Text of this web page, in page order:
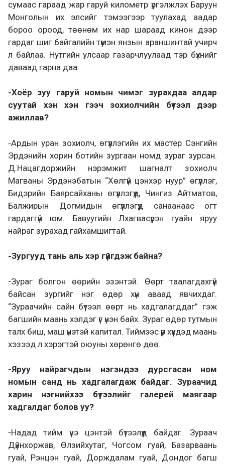
сумаас гараад жар гаруй километр үргэлжлэх Баруун
Монголын их элсийг тэмээгээр туулахад аадар
бороо ороод, төөнөм их нар шараад кинон дээр
гардаг шиг байгалийн түмэн янзын араншинтай учирч
л байлаа. Нутгийн улсаар газарчлуулаад тэр бүхнийг
даваад гарна даа.
-Хоёр зуу гаруй номын чимэг зурахдаа алдар
суутай хэн хэн гээч зохиолчийн бүтээл дээр
ажиллав?
-Ардын уран зохиолч, өгүүллэгийн их мастер Сэнгийн
Эрдэнийн хорин ботийн зургаан номд зураг зурсан.
Д.Нацагдоржийн нэрэмжит шагналт зохиолч
Магваны Эрдэнэбатын “Хөлгүй цэнхэр нуур” өгүүллэг,
Бидэрийн Баярсайханы өгүүллэгүүд, Чингиз Айтматов,
Балжирын Догмидын өгүүллэгүүд санаанаас огт
гардаггүй юм. Бавуугийн Лхагвасүрэн гуайн яруу
найраг зурахад гайхамшигтай.
-Зургууд тань аль хэр гүйгдэж байна?
-Зураг болгон өөрийн эзэнтэй. Өөрт таалагдахгүй
байсан зургийг нэг өдөр хүн аваад явчихдаг.
“Зураачийн сайн бүтээл өөрт нь хадгалагддаг” гэж
багшийн маань хэлдэг үг үнэн байх. Зураг өдөр тутмын
талх биш, маш үнэтэй капитал. Тиймээс үр хүүхдэд маань
хэзээд л хэрэгтэй оюуны хөрөнгө дөө.
-Яруу найрагчдын нэгэндээ дурсгасан ном
номын санд нь хадгалагдаж байдаг. Зураачид
харин нэгнийхээ бүтээлийг галерей маягаар
хадгалдаг болов уу?
-Надад тийм үнэ цэнтэй бүтээлүүд байдаг. Зураач
Дүйнхоржав, Өлзийхутаг, Чогсом гуай, Базарваань
гуай, Рэнцэн гуай, Дорждалам гуай, Дондог багш